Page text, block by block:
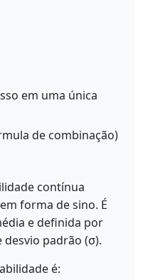
em uma única
de combinação)
contínua
forma de sino. É
e definida por
padrão (σ).
é: